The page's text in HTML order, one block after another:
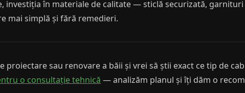
investiția în materiale de calitate — sticlă securizată,
mai simplă și fără remedieri.
proiectare sau renovare a băii și vrei să știi exact ce tip de
o consultație tehnică — analizăm planul și îți dăm o